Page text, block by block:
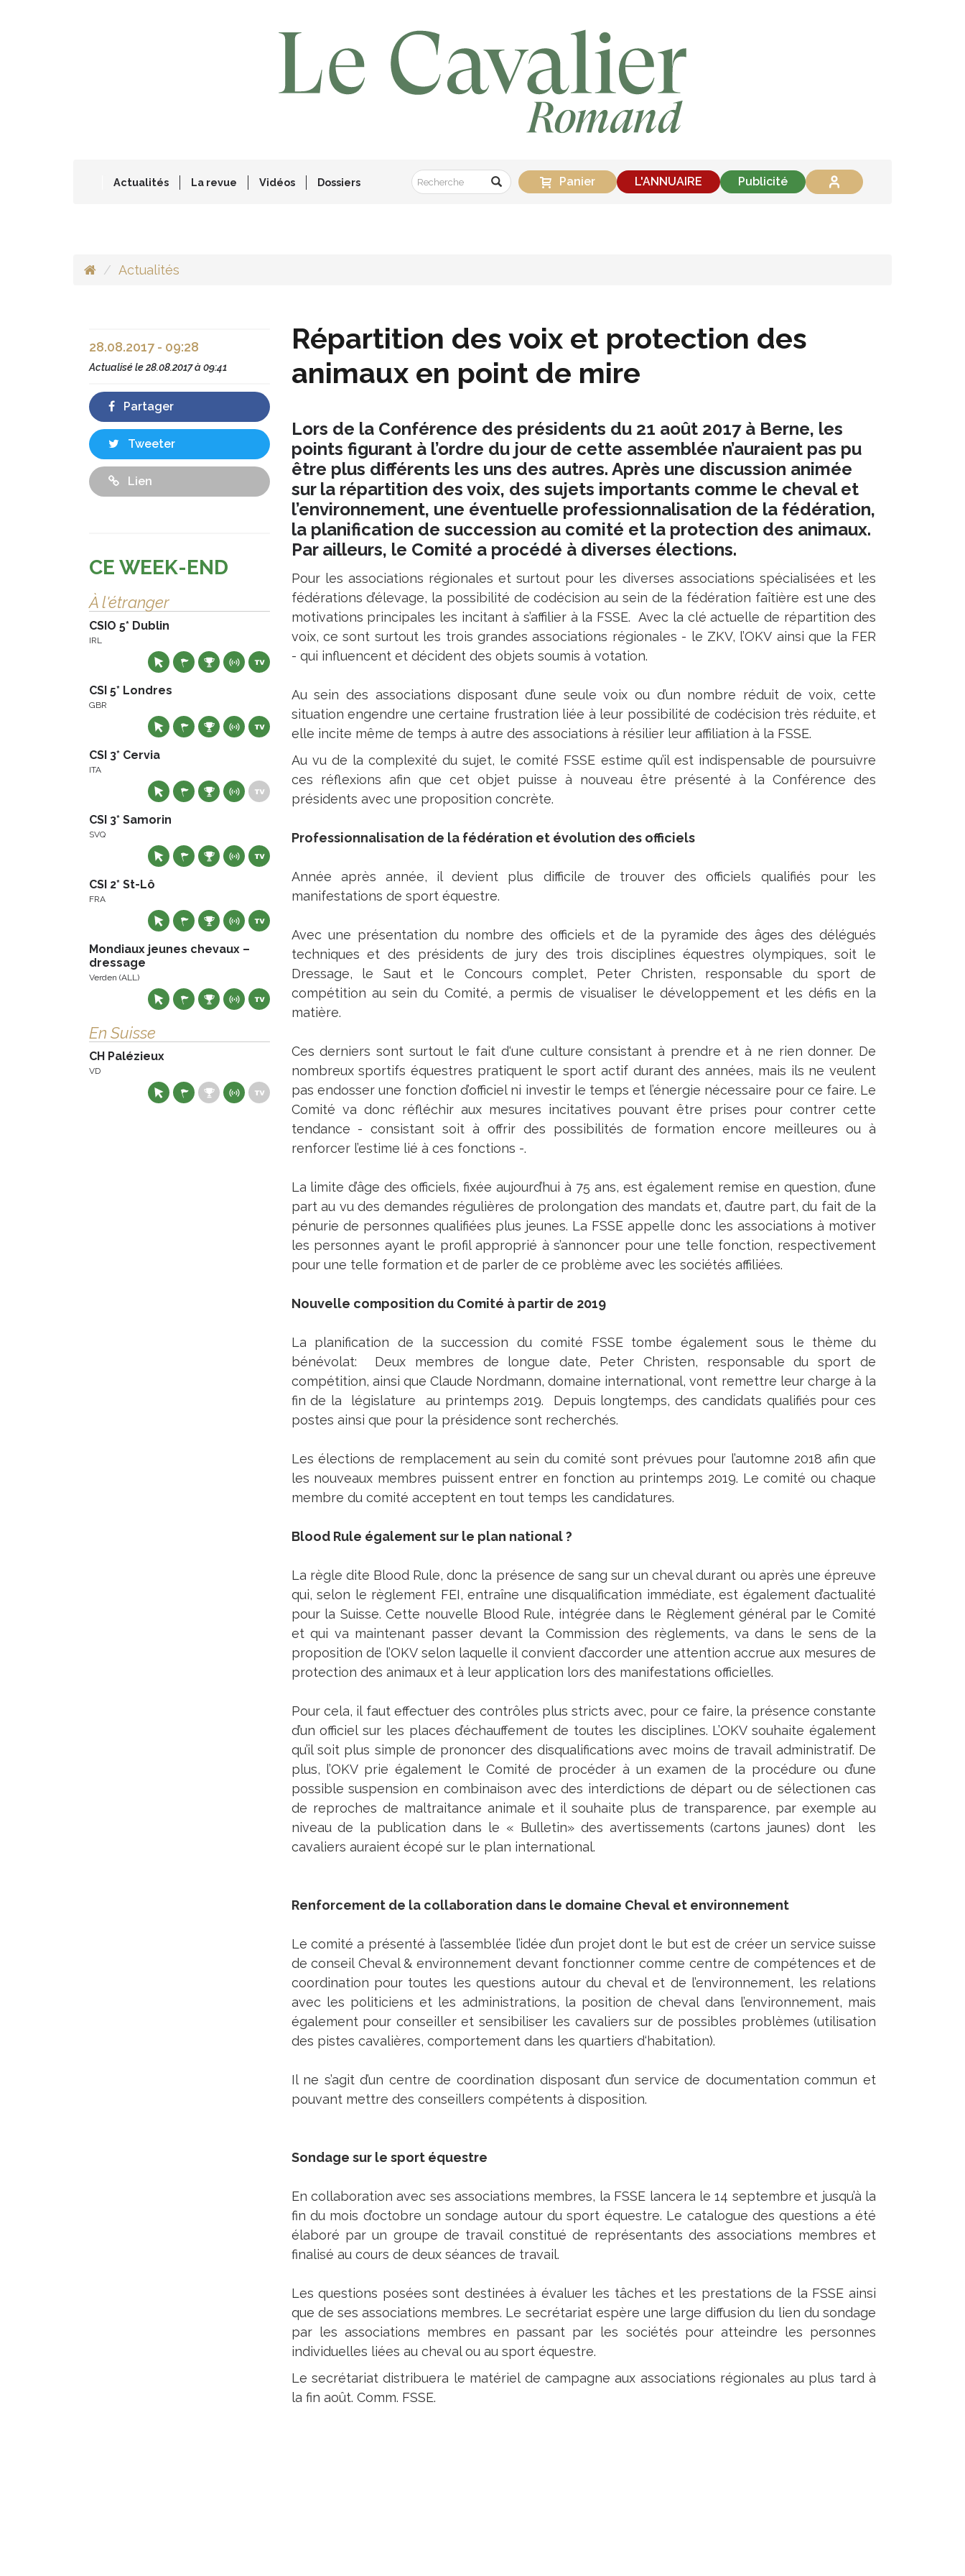
Actualités La revue Vidéos Dossiers Panier L'ANNUAIRE Publicité
Actualités
Répartition des voix et protection des
animaux en point de mire
Lors de la Conférence des présidents du 21 août 2017 à Berne, les
points figurant à l’ordre du jour de cette assemblée n’auraient pas pu
être plus différents les uns des autres. Après une discussion animée
sur la répartition des voix, des sujets importants comme le cheval et
l’environnement, une éventuelle professionnalisation de la fédération,
la planification de succession au comité et la protection des animaux.
Par ailleurs, le Comité a procédé à diverses élections.
Pour les associations régionales et surtout pour les diverses associations spécialisées et les
fédérations d’élevage, la possibilité de codécision au sein de la fédération faîtière est une des
motivations principales les incitant à s’affilier à la FSSE. Avec la clé actuelle de répartition des
voix, ce sont surtout les trois grandes associations régionales - le ZKV, l’OKV ainsi que la FER
- qui influencent et décident des objets soumis à votation.
Au sein des associations disposant d’une seule voix ou d’un nombre réduit de voix, cette
situation engendre une certaine frustration liée à leur possibilité de codécision très réduite, et
elle incite même de temps à autre des associations à résilier leur affiliation à la FSSE.
Au vu de la complexité du sujet, le comité FSSE estime qu’il est indispensable de poursuivre
ces réflexions afin que cet objet puisse à nouveau être présenté à la Conférence des
présidents avec une proposition concrète.
Professionnalisation de la fédération et évolution des officiels
Année après année, il devient plus difficile de trouver des officiels qualifiés pour les
manifestations de sport équestre.
Avec une présentation du nombre des officiels et de la pyramide des âges des délégués
techniques et des présidents de jury des trois disciplines équestres olympiques, soit le
Dressage, le Saut et le Concours complet, Peter Christen, responsable du sport de
compétition au sein du Comité, a permis de visualiser le développement et les défis en la
matière.
Ces derniers sont surtout le fait d‘une culture consistant à prendre et à ne rien donner. De
nombreux sportifs équestres pratiquent le sport actif durant des années, mais ils ne veulent
pas endosser une fonction d’officiel ni investir le temps et l’énergie nécessaire pour ce faire. Le
Comité va donc réfléchir aux mesures incitatives pouvant être prises pour contrer cette
tendance - consistant soit à offrir des possibilités de formation encore meilleures ou à
renforcer l’estime lié à ces fonctions -.
La limite d’âge des officiels, fixée aujourd’hui à 75 ans, est également remise en question, d’une
part au vu des demandes régulières de prolongation des mandats et, d’autre part, du fait de la
pénurie de personnes qualifiées plus jeunes. La FSSE appelle donc les associations à motiver
les personnes ayant le profil approprié à s’annoncer pour une telle fonction, respectivement
pour une telle formation et de parler de ce problème avec les sociétés affiliées.
Nouvelle composition du Comité à partir de 2019
La planification de la succession du comité FSSE tombe également sous le thème du
bénévolat: Deux membres de longue date, Peter Christen, responsable du sport de
compétition, ainsi que Claude Nordmann, domaine international, vont remettre leur charge à la
fin de la législature au printemps 2019. Depuis longtemps, des candidats qualifiés pour ces
postes ainsi que pour la présidence sont recherchés.
Les élections de remplacement au sein du comité sont prévues pour l’automne 2018 afin que
les nouveaux membres puissent entrer en fonction au printemps 2019. Le comité ou chaque
membre du comité acceptent en tout temps les candidatures.
Blood Rule également sur le plan national ?
La règle dite Blood Rule, donc la présence de sang sur un cheval durant ou après une épreuve
qui, selon le règlement FEI, entraîne une disqualification immédiate, est également d’actualité
pour la Suisse. Cette nouvelle Blood Rule, intégrée dans le Règlement général par le Comité
et qui va maintenant passer devant la Commission des règlements, va dans le sens de la
proposition de l’OKV selon laquelle il convient d’accorder une attention accrue aux mesures de
protection des animaux et à leur application lors des manifestations officielles.
Pour cela, il faut effectuer des contrôles plus stricts avec, pour ce faire, la présence constante
d’un officiel sur les places d’échauffement de toutes les disciplines. L’OKV souhaite également
qu’il soit plus simple de prononcer des disqualifications avec moins de travail administratif. De
plus, l’OKV prie également le Comité de procéder à un examen de la procédure ou d’une
possible suspension en combinaison avec des interdictions de départ ou de sélectionen cas
de reproches de maltraitance animale et il souhaite plus de transparence, par exemple au
niveau de la publication dans le « Bulletin» des avertissements (cartons jaunes) dont les
cavaliers auraient écopé sur le plan international.
Renforcement de la collaboration dans le domaine Cheval et environnement
Le comité a présenté à l’assemblée l’idée d’un projet dont le but est de créer un service suisse
de conseil Cheval & environnement devant fonctionner comme centre de compétences et de
coordination pour toutes les questions autour du cheval et de l’environnement, les relations
avec les politiciens et les administrations, la position de cheval dans l’environnement, mais
également pour conseiller et sensibiliser les cavaliers sur de possibles problèmes (utilisation
des pistes cavalières, comportement dans les quartiers d‘habitation).
Il ne s’agit d’un centre de coordination disposant d’un service de documentation commun et
pouvant mettre des conseillers compétents à disposition.
Sondage sur le sport équestre
En collaboration avec ses associations membres, la FSSE lancera le 14 septembre et jusqu’à la
fin du mois d’octobre un sondage autour du sport équestre. Le catalogue des questions a été
élaboré par un groupe de travail constitué de représentants des associations membres et
finalisé au cours de deux séances de travail.
Les questions posées sont destinées à évaluer les tâches et les prestations de la FSSE ainsi
que de ses associations membres. Le secrétariat espère une large diffusion du lien du sondage
par les associations membres en passant par les sociétés pour atteindre les personnes
individuelles liées au cheval ou au sport équestre.
Le secrétariat distribuera le matériel de campagne aux associations régionales au plus tard à
la fin août. Comm. FSSE.
28.08.2017 - 09:28
Actualisé le28.08.2017 à 09:41
Partager
Tweeter
Lien
CE WEEK-END
À l'étranger
CSIO 5* Dublin
IRL
CSI 5* Londres
GBR
CSI 3* Cervia
ITA
CSI 3* Samorin
SVQ
CSI 2* St-Lô
FRA
Mondiaux jeunes chevaux –
dressage
Verden (ALL)
En Suisse
CH Palézieux
VD